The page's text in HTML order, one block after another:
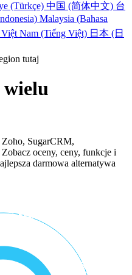
(Türkçe) 中国 (简体中文) 台
Malaysia (Bahasa
Việt Nam (Tiếng Việt) 日本 (日
tutaj
SugarCRM,
oceny, ceny, funkcje i
darmowa alternatywa